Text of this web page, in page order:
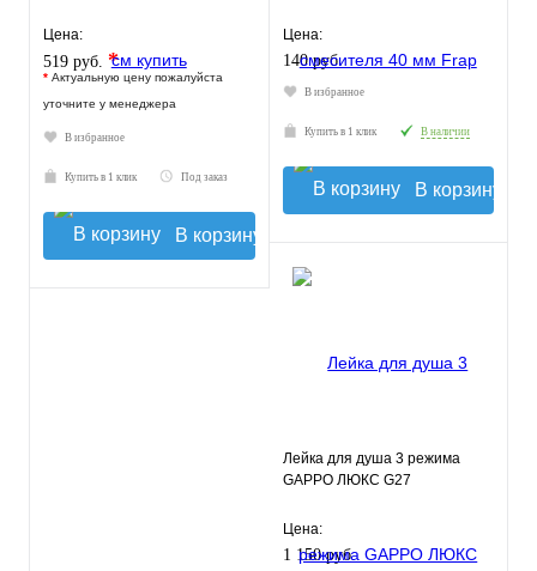
Цена:
519 руб. *
* Актуальную цену пожалуйста
уточните у менеджера
В избранное
Купить в 1 клик Под заказ
В корзину
Цена:
140 руб.
В избранное
Купить в 1 клик В наличии
В корзину
Лейка для душа 3 режима
GAPPO ЛЮКС G27
Цена:
1 150 руб.